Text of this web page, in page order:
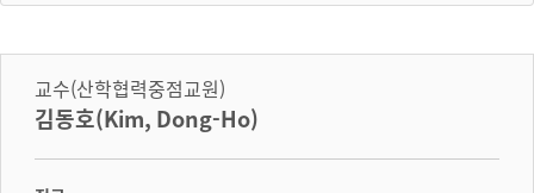
교수(산학협력중점교원)
김동호(Kim, Dong-Ho)